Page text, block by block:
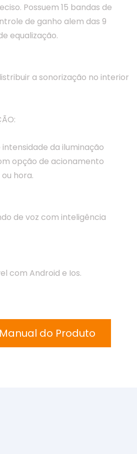
Possuem 15 bandas de
de ganho alem das 9
equalização.
a sonorização no interior
da iluminação
opção de acionamento
hora.
de voz com inteligência
com Android e Ios.
do Produto